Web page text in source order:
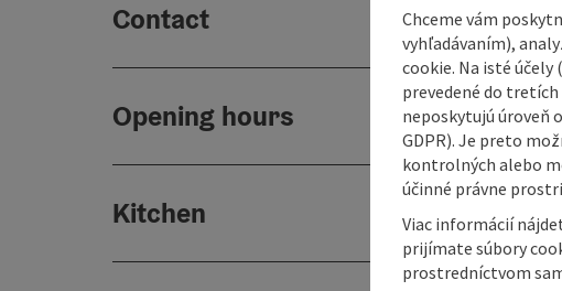
Contact
Opening hours
Kitchen
Chceme vám
vyhľadávaním),
cookie. Na isté
prevedené do tretích
neposkytujú úroveň
GDPR). Je preto
kontrolných alebo
účinné právne
Viac informácií
prijímate súbory
prostredníctvom